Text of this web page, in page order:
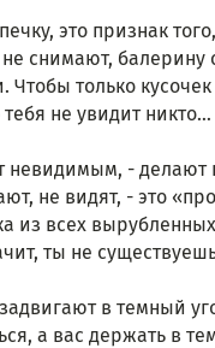
это признак
снимают,
Чтобы только
не увидит никто…
невидимым, -
не видят, - это
из всех
ты не
в темный
а вас держать в